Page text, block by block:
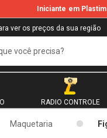
Iniciante em
ver os preços da sua região
RADIO CONTROLE
Maquetaria